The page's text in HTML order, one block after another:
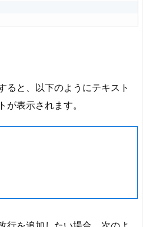
ると、以下のようにテキスト
が表示されます。